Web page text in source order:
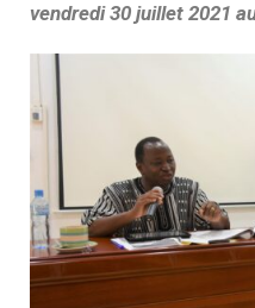
vendredi 30 juillet 2021